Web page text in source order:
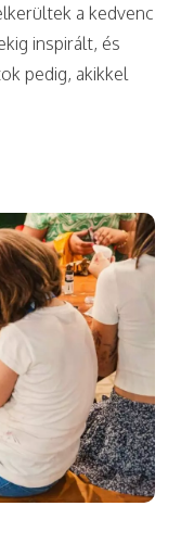
a kedvenc
inspirált, és
pedig, akikkel